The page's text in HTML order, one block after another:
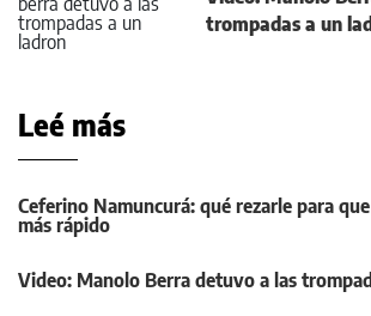
trompadas a un
Leé más
Ceferino Namuncurá: qué rezarle para
más rápido
Video: Manolo Berra detuvo a las